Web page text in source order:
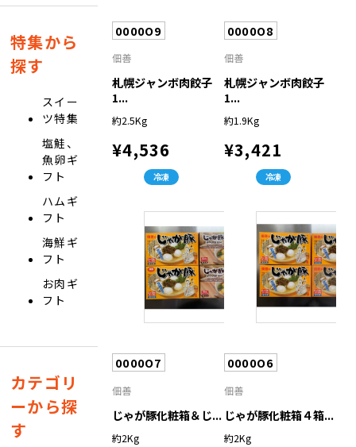
特集から
探す
スイー
ツ特集
塩鮭、
魚卵ギ
フト
ハムギ
フト
海鮮ギ
フト
お肉ギ
フト
カテゴリ
ーから探
す
0000O9
佃善
札幌ジャンボ肉餃子
1...
約2.5Kg
¥4,536
冷凍
0000O8
佃善
札幌ジャンボ肉餃子
1...
約1.9Kg
¥3,421
冷凍
0000O7
佃善
じゃが豚化粧箱＆じ...
約2Kg
0000O6
佃善
じゃが豚化粧箱４箱...
約2Kg